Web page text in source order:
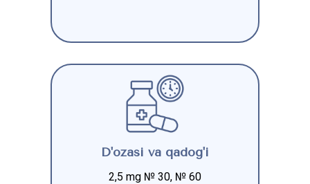
D'ozasi va qadog'i
2,5 mg № 30, № 60